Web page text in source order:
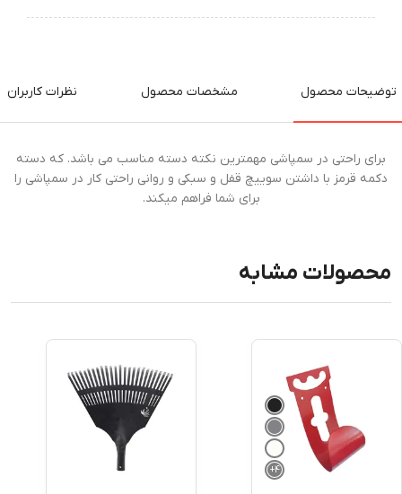
توضیحات محصول مشخصات محصول نظرات کاربران
برای راحتی در سمپاشی مهمترین نکته دسته مناسب می باشد. که دسته
دکمه قرمز با داشتن سوییچ قفل و سبکی و روانی راحتی کار در سمپاشی را
برای شما فراهم میکند.
محصولات مشابه
4
+